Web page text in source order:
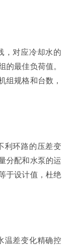
，对应冷却水的
的最佳负荷值。
组规格和台数，
利环路的压差变
分配和水泵的运
于设计值，杜绝
温差变化精确控